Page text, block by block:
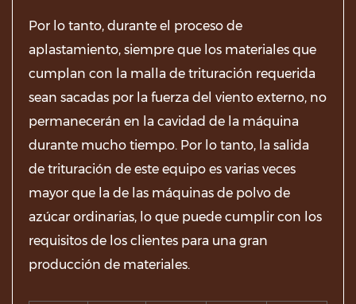
Por lo tanto, durante el proceso de
aplastamiento, siempre que los materiales que
cumplan con la malla de trituración requerida
sean sacadas por la fuerza del viento externo, no
permanecerán en la cavidad de la máquina
durante mucho tiempo. Por lo tanto, la salida
de trituración de este equipo es varias veces
mayor que la de las máquinas de polvo de
azúcar ordinarias, lo que puede cumplir con los
requisitos de los clientes para una gran
producción de materiales.